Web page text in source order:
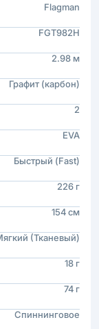
Flagman
FGT982H
2.98 м
Графит (карбон)
2
EVA
Быстрый (Fast)
226 г
154 см
(Тканевый)
18 г
74 г
Спиннинговое